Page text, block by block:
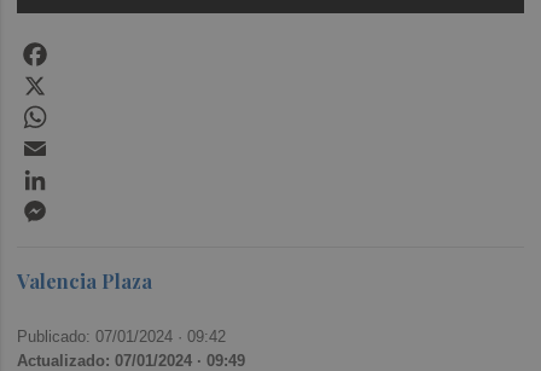
Valencia Plaza
Publicado: 07/01/2024 ·09:42
Actualizado: 07/01/2024 · 09:49